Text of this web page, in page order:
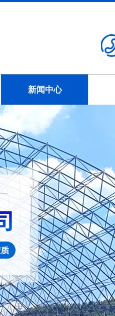
新闻中心